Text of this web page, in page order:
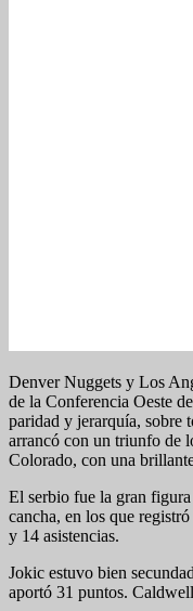
Denver Nuggets y Los
de la Conferencia Oeste
paridad y jerarquía, sobre
arrancó con un triunfo de
Colorado, con una
El serbio fue la gran
cancha, en los que
y 14 asistencias.
Jokic estuvo bien
aportó 31 puntos.